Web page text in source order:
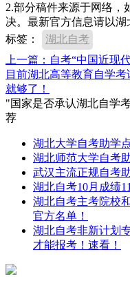
2.部分稿件来源于网络，
决。最新官方信息请以湖
标签：
湖北自考
上一篇：自考“中国近现
目前湖北高等教育自学
就够了！
"国家是否承认湖北自学
荐
湖北大学自考助学
湖北师范大学自考
武汉主流正规自考
湖北自考10月成绩
湖北自考主考院校
官方名单！
湖北自考非新计划
才能报考！速看！